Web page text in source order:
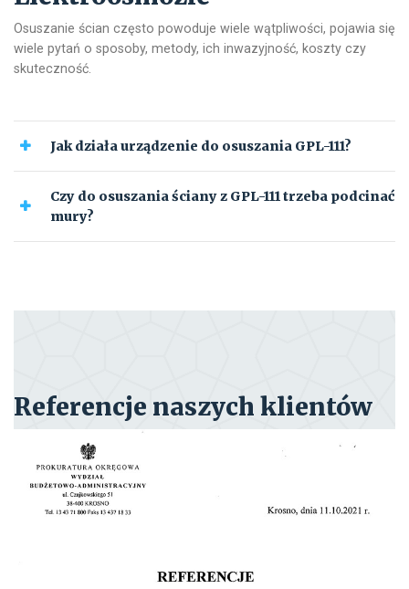
Osuszanie ścian często powoduje wiele wątpliwości, pojawia się
wiele pytań o sposoby, metody, ich inwazyjność, koszty czy
skuteczność.
Jak działa urządzenie do osuszania GPL-111?
Czy do osuszania ściany z GPL-111 trzeba podcinać
mury?
Referencje naszych klientów